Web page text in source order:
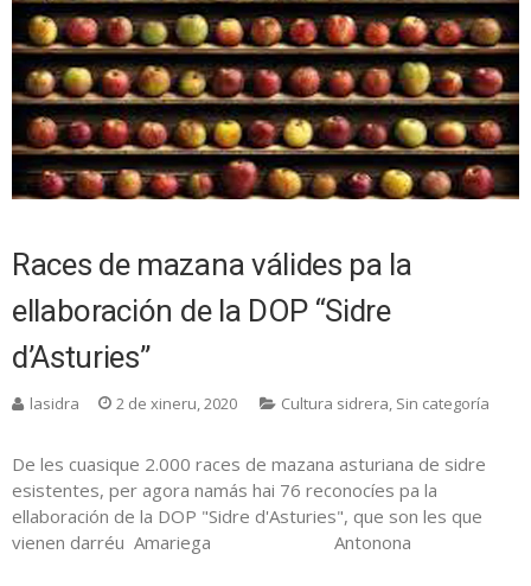
Races de mazana válides pa la
ellaboración de la DOP “Sidre
d’Asturies”
lasidra 2 de xineru, 2020 Cultura sidrera, Sin categoría
De les cuasique 2.000 races de mazana asturiana de sidre
esistentes, per agora namás hai 76 reconocíes pa la
ellaboración de la DOP "Sidre d'Asturies", que son les que
vienen darréu Amariega Antonona